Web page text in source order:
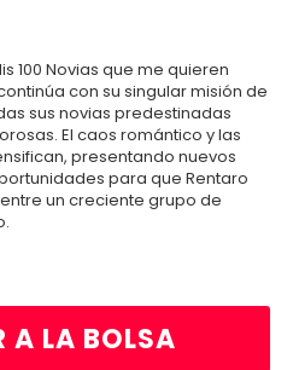
100 Novias que me quieren
con su singular misión de
sus novias predestinadas
El caos romántico y las
presentando nuevos
para que Rentaro
un creciente grupo de
A LA BOLSA